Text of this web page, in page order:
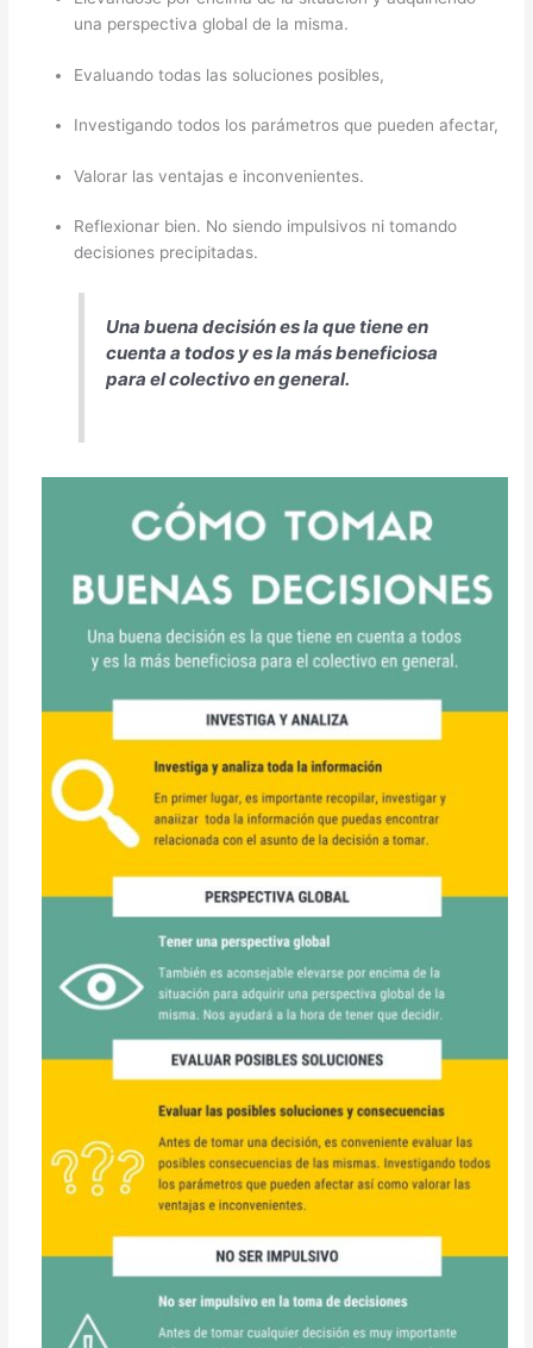
una perspectiva global de la misma.
Evaluando todas las soluciones posibles,
Investigando todos los parámetros que pueden afectar,
Valorar las ventajas e inconvenientes.
Reflexionar bien. No siendo impulsivos ni tomando
decisiones precipitadas.
Una buena decisión es la que tiene en
cuenta a todos y es la más beneficiosa
para el colectivo en general.